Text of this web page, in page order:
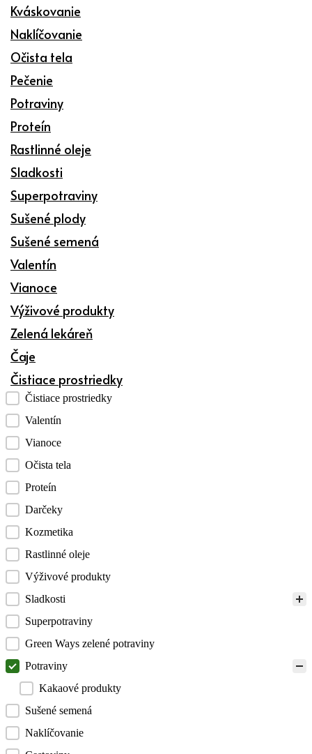
Kváskovanie
Naklíčovanie
Očista tela
Pečenie
Potraviny
Proteín
Rastlinné oleje
Sladkosti
Superpotraviny
Sušené plody
Sušené semená
Valentín
Vianoce
Výživové produkty
Zelená lekáreň
Čaje
Čistiace prostriedky
Kategórie produktov checklist
Čistiace prostriedky
Valentín
Vianoce
Očista tela
Proteín
Darčeky
Kozmetika
Rastlinné oleje
Výživové produkty
Sladkosti
Superpotraviny
Green Ways zelené potraviny
Potraviny
Kakaové produkty
Sušené semená
Naklíčovanie